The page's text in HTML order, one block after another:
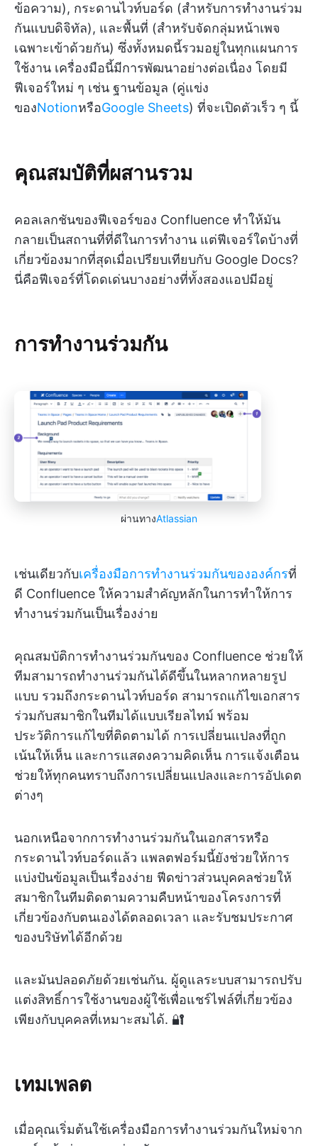
ข้อความ), กระดานไวท์บอร์ด (สำหรับการทำงานร่วม
กันแบบดิจิทัล), และพื้นที่ (สำหรับจัดกลุ่มหน้าเพจ
เฉพาะเข้าด้วยกัน) ซึ่งทั้งหมดนี้รวมอยู่ในทุกแผนการ
ใช้งาน เครื่องมือนี้มีการพัฒนาอย่างต่อเนื่อง โดยมี
ฟีเจอร์ใหม่ ๆ เช่น ฐานข้อมูล (คู่แข่ง
ของNotionหรือGoogle Sheets) ที่จะเปิดตัวเร็ว ๆ นี้
คุณสมบัติที่ผสานรวม
คอลเลกชันของฟีเจอร์ของ Confluence ทำให้มัน
กลายเป็นสถานที่ที่ดีในการทำงาน แต่ฟีเจอร์ใดบ้างที่
เกี่ยวข้องมากที่สุดเมื่อเปรียบเทียบกับ Google Docs?
นี่คือฟีเจอร์ที่โดดเด่นบางอย่างที่ทั้งสองแอปมีอยู่
การทำงานร่วมกัน
ผ่านทางAtlassian
เช่นเดียวกับเครื่องมือการทำงานร่วมกันขององค์กรที่
ดี Confluence ให้ความสำคัญหลักในการทำให้การ
ทำงานร่วมกันเป็นเรื่องง่าย
คุณสมบัติการทำงานร่วมกันของ Confluence ช่วยให้
ทีมสามารถทำงานร่วมกันได้ดีขึ้นในหลากหลายรูป
แบบ รวมถึงกระดานไวท์บอร์ด สามารถแก้ไขเอกสาร
ร่วมกับสมาชิกในทีมได้แบบเรียลไทม์ พร้อม
ประวัติการแก้ไขที่ติดตามได้ การเปลี่ยนแปลงที่ถูก
เน้นให้เห็น และการแสดงความคิดเห็น การแจ้งเตือน
ช่วยให้ทุกคนทราบถึงการเปลี่ยนแปลงและการอัปเดต
ต่างๆ
นอกเหนือจากการทำงานร่วมกันในเอกสารหรือ
กระดานไวท์บอร์ดแล้ว แพลตฟอร์มนี้ยังช่วยให้การ
แบ่งปันข้อมูลเป็นเรื่องง่าย ฟีดข่าวส่วนบุคคลช่วยให้
สมาชิกในทีมติดตามความคืบหน้าของโครงการที่
เกี่ยวข้องกับตนเองได้ตลอดเวลา และรับชมประกาศ
ของบริษัทได้อีกด้วย
และมันปลอดภัยด้วยเช่นกัน. ผู้ดูแลระบบสามารถปรับ
แต่งสิทธิ์การใช้งานของผู้ใช้เพื่อแชร์ไฟล์ที่เกี่ยวข้อง
เพียงกับบุคคลที่เหมาะสมได้. 🔐
เทมเพลต
เมื่อคุณเริ่มต้นใช้เครื่องมือการทำงานร่วมกันใหม่จาก